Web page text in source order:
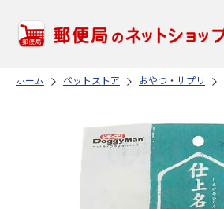
ホーム ペットストア おやつ・サプリ